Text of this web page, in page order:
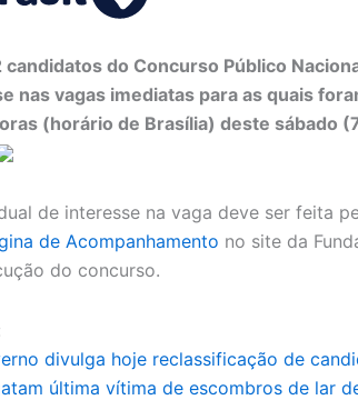
candidatos do Concurso Público
nas vagas imediatas para as quais
(horário de Brasília) deste sábado
de interesse na vaga deve ser feita
de Acompanhamento no site da
do concurso.
divulga hoje reclassificação de
última vítima de escombros de lar